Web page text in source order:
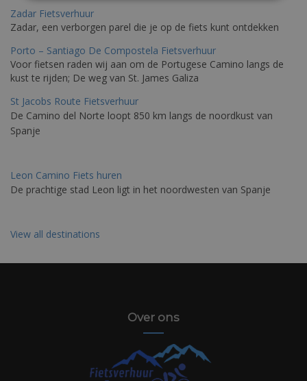
Zadar Fietsverhuur
Zadar, een verborgen parel die je op de fiets kunt ontdekken
Porto – Santiago De Compostela Fietsverhuur
Voor fietsen raden wij aan om de Portugese Camino langs de
kust te rijden; De weg van St. James Galiza
St Jacobs Route Fietsverhuur
De Camino del Norte loopt 850 km langs de noordkust van
Spanje
Leon Camino Fiets huren
De prachtige stad Leon ligt in het noordwesten van Spanje
View all destinations
Over ons